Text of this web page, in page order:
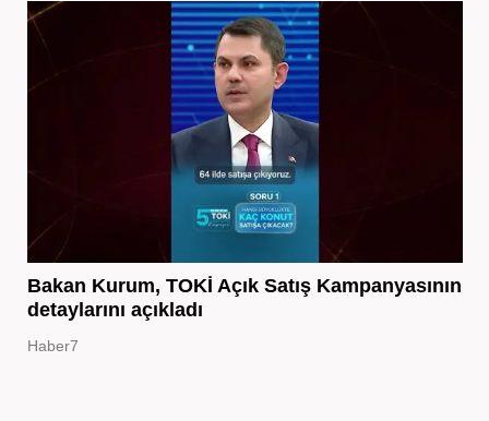
Bakan Kurum, TOKİ Açık Satış Kampanyasının
detaylarını açıkladı
Haber7